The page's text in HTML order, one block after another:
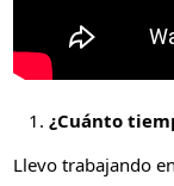
¿Cuánto
Llevo trabajando